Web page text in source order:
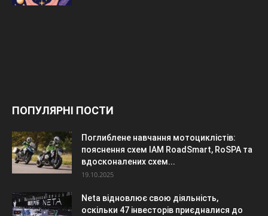
ПОПУЛЯРНІ ПОСТИ
Поглиблене навчання мотоциклістів:
пояснення схем IAM RoadSmart, RoSPA та
вдосконалених схем...
19.10.2025
Neta відновлює свою діяльність,
оскільки 47 інвесторів приєдналися до